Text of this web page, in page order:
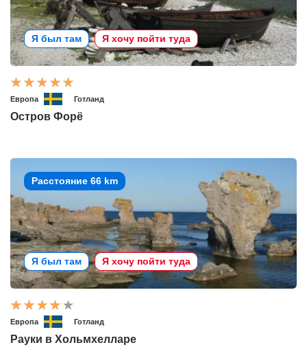
Я был там Я хочу пойти туда
Европа Готланд
Остров Форё
Расстояние 66 km
Я был там Я хочу пойти туда
Европа Готланд
Рауки в Хольмхелларе